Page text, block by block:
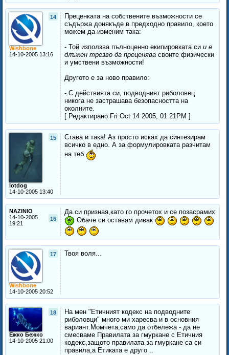
14
Wishbone
14-10-2005 13:16
Преценката на собствените възможности се
съдържа донякъде в предходно правило, което
можем да изменим така:
- Той използва пълноценно екипировката си и е
длъжен трезво да преценява своите физически
и умствени възможности!
Другото е за ново правило:
- С действията си, подводният риболовец
никога не застрашава безопасността на
околните.
[ Редактирано Fri Oct 14 2005, 01:21PM ]
15
lotdog
14-10-2005 13:40
Става и така! Аз просто исках да синтезирам
всичко в едно. А за формулировката разчитам
на теб
NAZINIO
16
14-10-2005
19:21
Да си призная,като го прочетох и се позасрамих
Обаче си оставам дивак
17
Wishbone
14-10-2005 20:52
Твоя воля...
18
Ежко Бежко
14-10-2005 21:00
На мен "Етичният кодекс на подводните
риболовци" много ми харесва и в основния
вариант.Момчета,само да отбележа - да не
смесваме Правилата за гмуркане с Етичния
кодекс,защото правилата за гмуркане са си
правила,а Етиката е друго ..